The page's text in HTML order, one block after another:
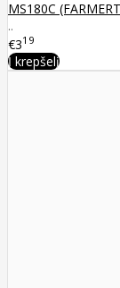
MS180C
..
€319
Į krepšelį